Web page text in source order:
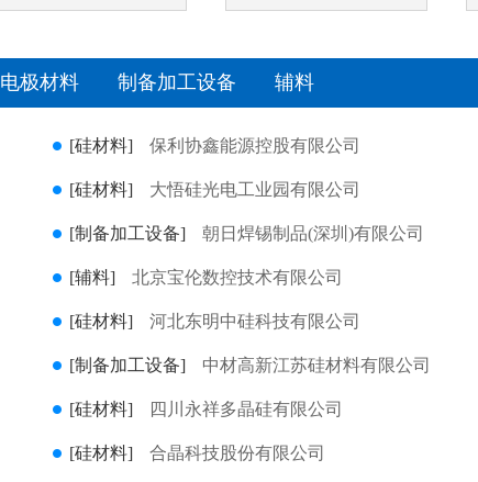
电极材料 制备加工设备 辅料
[硅材料] 保利协鑫能源控股有限公司
[硅材料] 大悟硅光电工业园有限公司
[制备加工设备] 朝日焊锡制品(深圳)有限公司
[辅料] 北京宝伦数控技术有限公司
[硅材料] 河北东明中硅科技有限公司
[制备加工设备] 中材高新江苏硅材料有限公司
[硅材料] 四川永祥多晶硅有限公司
[硅材料] 合晶科技股份有限公司